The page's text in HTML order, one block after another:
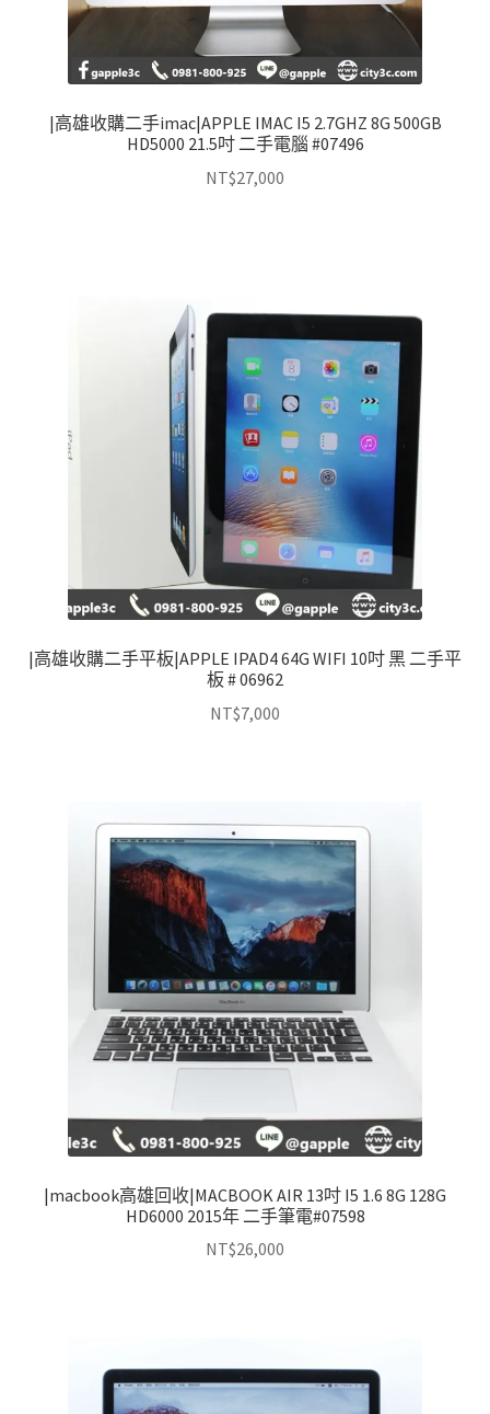
|高雄收購二手imac|APPLE IMAC I5 2.7GHZ 8G 500GB
HD5000 21.5吋 二手電腦 #07496
NT$27,000
|高雄收購二手平板|APPLE IPAD4 64G WIFI 10吋 黑 二手平
板 # 06962
NT$7,000
|macbook高雄回收|MACBOOK AIR 13吋 I5 1.6 8G 128G
HD6000 2015年 二手筆電#07598
NT$26,000